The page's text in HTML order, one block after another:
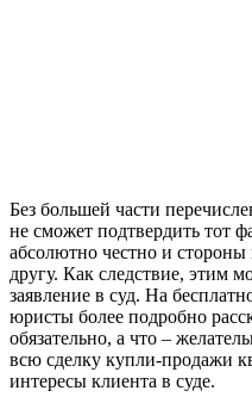
Без большей части
не сможет подтвердить тот
абсолютно честно и
другу. Как следствие, этим
заявление в суд. На
юристы более подробно
обязательно, а что –
всю сделку купли-продажи
интересы клиента в суде.